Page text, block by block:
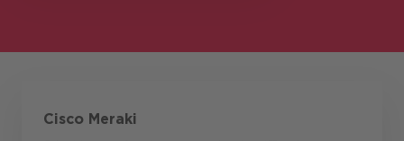
Cisco Meraki